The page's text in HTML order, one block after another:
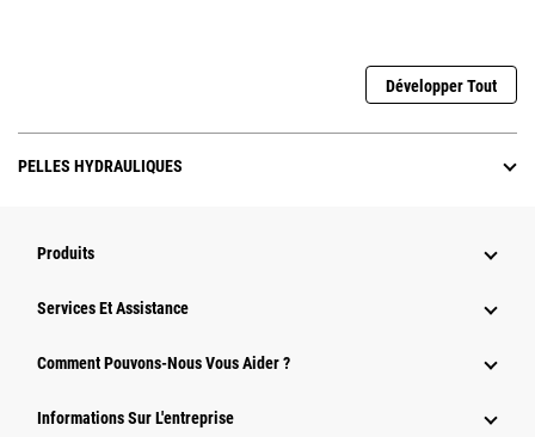
Développer Tout
PELLES HYDRAULIQUES
Produits
Services Et Assistance
Comment Pouvons-Nous Vous Aider ?
Informations Sur L'entreprise